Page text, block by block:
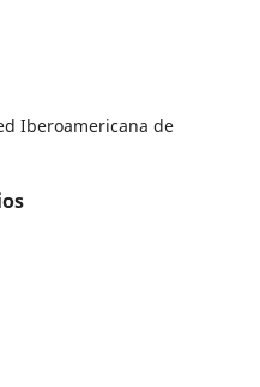
Iberoamericana de